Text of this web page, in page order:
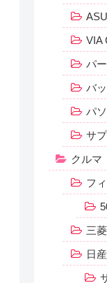
VIA
パ
バ
パ
サ
クルマ
フ
三菱
日産